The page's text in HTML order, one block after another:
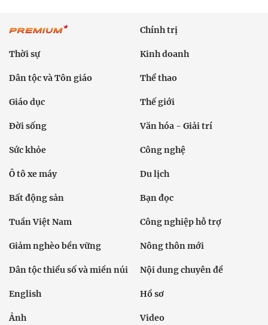
Chính trị
Thời sự Kinh doanh
Dân tộc và Tôn giáo Thể thao
Giáo dục Thế giới
Đời sống Văn hóa - Giải trí
Sức khỏe Công nghệ
Ô tô xe máy Du lịch
Bất động sản Bạn đọc
Tuần Việt Nam Công nghiệp hỗ trợ
Giảm nghèo bền vững Nông thôn mới
Dân tộc thiểu số và miền núi Nội dung chuyên đề
English Hồ sơ
Ảnh Video